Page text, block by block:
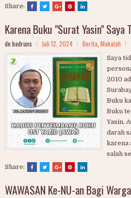
Share:
Karena Buku "Surat Yasin" Saya
de badruns Juli 12, 2024 Berita Makalah
Saya
2010
Buku
Buku
Yasin.
darah
karena
salah
Share:
WAWASAN Ke-NU-an Bagi